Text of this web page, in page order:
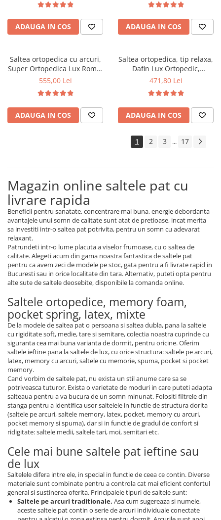
fata vara-iarna, sistem
aerisire cu butoni, Saltex
ADAUGA IN COS
vara-iarna, sistem aerisire
perimetral, Saltex
ADAUGA IN COS
Saltea ortopedica cu arcuri,
Super Ortopedica Lux Roma,
90x200x23cm, fermitate tare,
vara-iarna, sistem aerisire
perimetral, Saltex
555,00 Lei
ADAUGA IN COS
Saltea ortopedica, tip relaxa,
Dafin Lux Ortopedic,
120x200x21cm, fermitate
Bonell, fata vara-iarna, sistem
de aerisire cu butoni, Salt
Confort
471,80 Lei
ADAUGA IN COS
1 2 3 ... 17
Magazin online saltele pat cu
livrare rapida
Beneficii pentru sanatate, concentrare mai buna, energie debordanta -
avantajele unui somn de calitate sunt atat de pretioase, incat merita
sa investiti intr-o saltea pat potrivita, pentru un somn cu adevarat
relaxant.
Patrundeti intr-o lume placuta a viselor frumoase, cu o saltea de
calitate. Alegeti acum din gama noastra fantastica de saltele pat
pentru ca avem zeci de modele pe stoc, gata pentru a fi livrate rapid in
Bucuresti sau in orice localitate din tara. Alternativ, puteti opta pentru
alte sute de saltele deosebite, disponibile la comanda online.
Saltele ortopedice, memory foam,
pocket spring, latex, mixte
De la modele de saltea pat o persoana si saltea dubla, pana la saltele
cu rigiditate soft, medie, tare si semitare, colectia noastra cuprinde cu
siguranta cea mai buna varianta de dormit, pentru oricine. Oferim
saltele ieftine pana la saltele de lux, cu orice structura: saltele pe arcuri,
latex, memory cu arcuri, saltele cu memorie, spuma, pocket si pocket
memory.
Cand vorbim de saltele pat, nu exista un stil anume care sa se
potriveasca tuturor. Exista o varietate de moduri in care puteti adapta
salteaua pentru a va bucura de un somn minunat. Folositi filtrele din
stanga pentru a identifica usor saltelele in functie de structura dorita
(saltele pe arcuri, saltele memory, latex, pocket, memory cu arcuri,
pocket memory si spuma), dar si in functie de gradul de confort si
ridigitate: saltele medii, saltele tari, moi, semitari etc.
Cele mai bune saltele pat ieftine sau
de lux
Saltelele difera intre ele, in special in functie de ceea ce contin. Diverse
materiale sunt combinate pentru a controla cat mai eficient confortul
general si sustinerea oferita. Principalele tipuri de saltele sunt:
Saltele pe arcuri traditionale. Asa cum sugereaza si numele,
aceste saltele pat contin o serie de arcuri individuale conectate